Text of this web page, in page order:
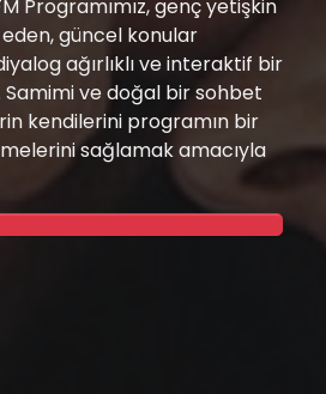
Programımız, genç yetişkin
güncel konular
ağırlıklı ve interaktif bir
ve doğal bir sohbet
kendilerini programın bir
sağlamak amacıyla